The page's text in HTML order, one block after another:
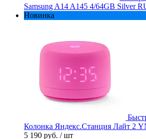
Samsung A14 A145 4/64GB Silver
Новинка
Колонка Яндекс.Станция Лайт 2
5 190 руб. / шт